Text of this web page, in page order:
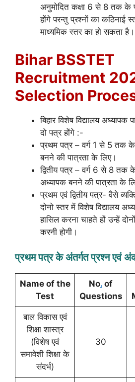
अनुमोदित कक्षा 6 से 8 तक के
होंगे परन्तु प्रश्नों का कठिनाई
माध्यमिक स्तर का हो सकता है।
Bihar BSSTET
Recruitment
Selection
बिहार विशेष विद्यालय अध्यापक
दो पत्र होंगे :-
प्रथम पत्र – वर्ग 1 से 5 तक के
बनने की पात्रता के लिए।
द्वितीय पत्र – वर्ग 6 से 8 तक के
अध्यापक बनने की पात्रता के
प्रथम एवं द्वितीय पत्र- वैसे
दोनो स्तर में विशेष विद्यालय
हासिल करना चाहते हों उन्हें दोनों
करनी होगी।
प्रथम पत्र के अंतर्गत प्रश्न एवं
Name of the
Test
No. of
Questions
बाल विकास एवं
शिक्षा शास्त्र
(विशेष एवं
समावेशी शिक्षा के
संदर्भ)
30